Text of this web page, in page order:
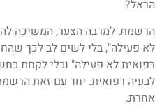
הראל?
הרשמת, למרבה הצער, המשיכה
לא פעילה", בלי לשים לב לכך
רפואית לא פעילה" ובלי לקחת
לבעיה רפואית. יחד עם זאת
אחרת.